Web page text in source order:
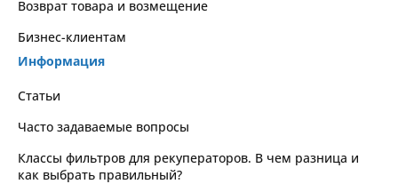
Возврат товара и возмещение
Бизнес-клиентам
Информация
Статьи
Часто задаваемые вопросы
Классы фильтров для рекуператоров. В чем разница и
как выбрать правильный?